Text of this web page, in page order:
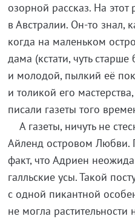
озорной рассказ. На
в Австралии. Он-то знал,
когда на маленьком
дама (кстати, чуть старше
и молодой, пылкий её
и толикой его
писали газеты того
А газеты, ничуть не
Айленд островом Любви.
факт, что Адриен
галльские усы. Такой
с одной пикантной
не могла